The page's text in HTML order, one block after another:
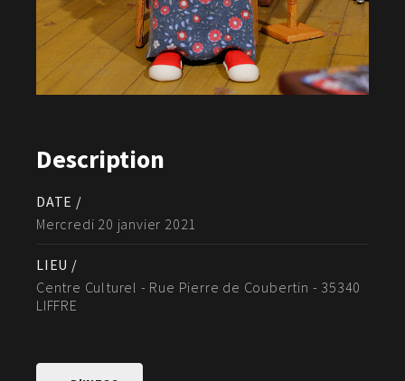
Description
DATE /
Mercredi 20 janvier 2021
LIEU /
Centre Culturel - Rue Pierre de Coubertin - 35340
LIFFRE